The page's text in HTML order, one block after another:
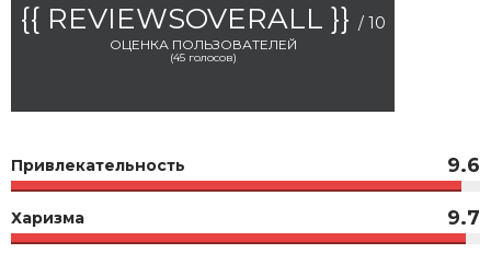
{{ REVIEWSOVERALL }} / 10
ОЦЕНКА ПОЛЬЗОВАТЕЛЕЙ
(45голосов)
Привлекательность 9.6
Харизма 9.7